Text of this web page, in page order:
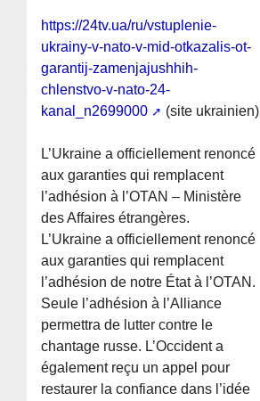
https://24tv.ua/ru/vstuplenie-
ukrainy-v-nato-v-mid-otkazalis-ot-
garantij-zamenjajushhih-
chlenstvo-v-nato-24-
kanal_n2699000
(site ukrainien)
L’Ukraine a officiellement renoncé
aux garanties qui remplacent
l’adhésion à l’OTAN – Ministère
des Affaires étrangères.
L’Ukraine a officiellement renoncé
aux garanties qui remplacent
l’adhésion de notre État à l’OTAN.
Seule l’adhésion à l’Alliance
permettra de lutter contre le
chantage russe. L’Occident a
également reçu un appel pour
restaurer la confiance dans l’idée